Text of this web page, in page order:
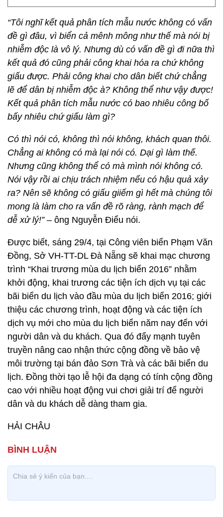
“Tôi nghĩ kết quả phân tích mẫu nước không có vấn
đề gì đâu, vì biển cả mênh mông như thế mà nói bị
nhiễm độc là vô lý. Nhưng dù có vấn đề gì đi nữa thì
kết quả đó cũng phải công khai hóa ra chứ không
giấu được. Phải công khai cho dân biết chứ chẳng
lẽ để dân bị nhiễm độc à? Không thể như vậy được!
Kết quả phân tích mẫu nước có bao nhiêu công bố
bấy nhiêu chứ giấu làm gì?
Có thì nói có, không thì nói không, khách quan thôi.
Chẳng ai không có mà lại nói có. Dại gì làm thế.
Nhưng cũng không thể có mà mình nói không có.
Nói vậy rồi ai chịu trách nhiệm nếu có hậu quả xảy
ra? Nên sẽ không có giấu giiếm gì hết mà chúng tôi
mong là làm cho ra vấn đề rõ ràng, rành mạch để
dễ xử lý!” – ông Nguyễn Điểu nói.
Được biết, sáng 29/4, tại Công viên biển Phạm Văn
Đồng, Sở VH-TT-DL Đà Nẵng sẽ khai mạc chương
trình “Khai trương mùa du lịch biển 2016” nhằm
khởi động, khai trương các tiện ích dịch vụ tại các
bãi biển du lịch vào đầu mùa du lịch biển 2016; giới
thiệu các chương trình, hoạt động và các tiện ích
dịch vụ mới cho mùa du lịch biển năm nay đến với
người dân và du khách. Qua đó đẩy mạnh tuyên
truyền nâng cao nhận thức cộng đồng về bảo vệ
môi trường tại bán đảo Sơn Trà và các bãi biển du
lịch. Đồng thời tạo lễ hội đa dạng có tính cộng đồng
cao với nhiều hoạt động vui chơi giải trí để người
dân và du khách dễ dàng tham gia.
HẢI CHÂU